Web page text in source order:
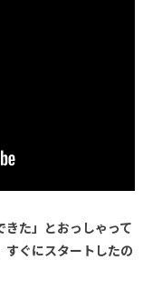
た」とおっしゃって
すぐにスタートしたの